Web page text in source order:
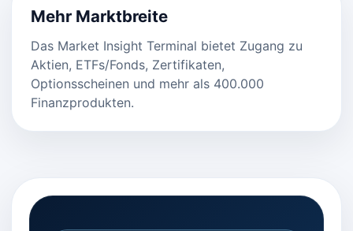
Mehr Marktbreite
Das Market Insight Terminal bietet Zugang zu
Aktien, ETFs/Fonds, Zertifikaten,
Optionsscheinen und mehr als 400.000
Finanzprodukten.